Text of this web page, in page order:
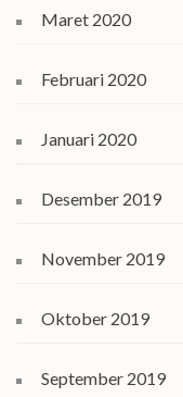
Maret 2020
Februari 2020
Januari 2020
Desember 2019
November 2019
Oktober 2019
September 2019